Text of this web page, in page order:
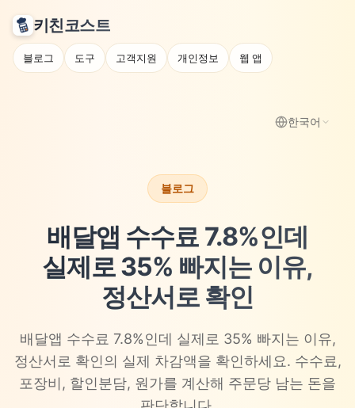
키친코스트
블로그 도구 고객지원 개인정보 웹 앱
한국어
블로그
배달앱 수수료 7.8%인데
실제로 35% 빠지는 이유,
정산서로 확인
배달앱 수수료 7.8%인데 실제로 35% 빠지는 이유,
정산서로 확인의 실제 차감액을 확인하세요. 수수료,
포장비, 할인분담, 원가를 계산해 주문당 남는 돈을